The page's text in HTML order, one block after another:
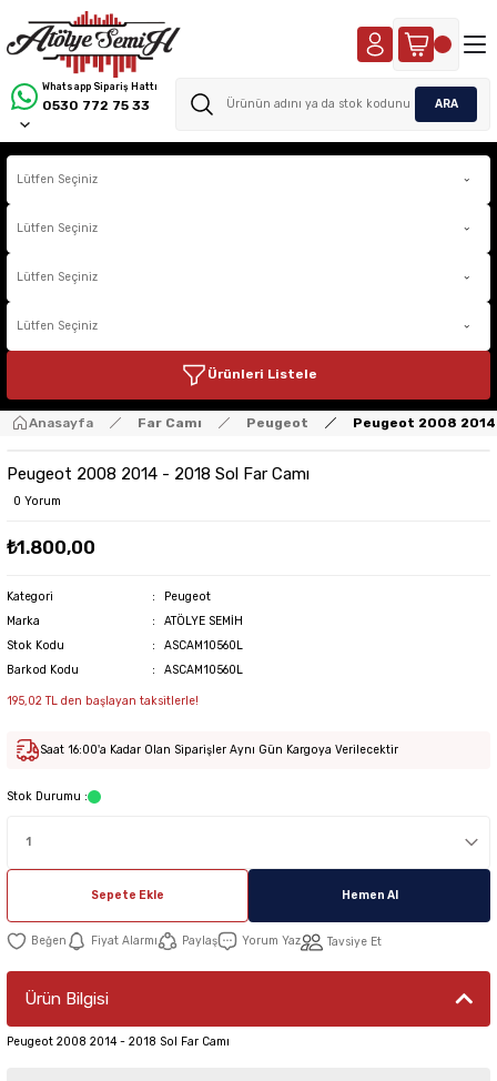
Whatsapp Sipariş Hattı
0530 772 75 33 ARA
Ürünleri Listele
Anasayfa Far Camı Peugeot Peugeot 2008 2014
Peugeot 2008 2014 - 2018 Sol Far Camı
0 Yorum
₺1.800,00
Kategori
Peugeot
Marka
ATÖLYE SEMİH
Stok Kodu
ASCAM10560L
Barkod Kodu
ASCAM10560L
195,02 TL den başlayan taksitlerle!
Saat 16:00'a Kadar Olan Siparişler Aynı Gün Kargoya Verilecektir
Stok Durumu :
Sepete Ekle Hemen Al
Fiyat Alarmı Paylaş Yorum Yaz Tavsiye Et
Ürün Bilgisi
Peugeot 2008 2014 - 2018 Sol Far Camı